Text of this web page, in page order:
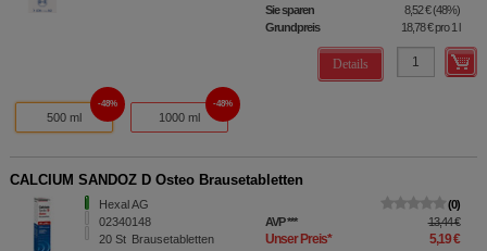
Sie sparen 8,52 €(48%)
Grundpreis
18,78 €pro 1 l
Details
500 ml
48%
1000 ml
48%
CALCIUM SANDOZ D Osteo Brausetabletten
Hexal AG
02340148
20 St Brausetabletten
0
AVP*** 13,44 €
Unser Preis* 5,19 €